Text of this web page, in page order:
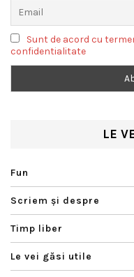
Sunt de acord cu
confidentialitate
LE
Fun
Scriem şi despre
Timp liber
Le vei găsi utile